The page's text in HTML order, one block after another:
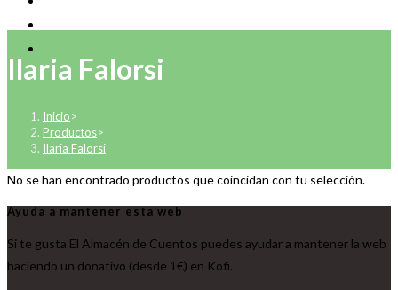
Ilaria Falorsi
Inicio>
Productos>
Ilaria Falorsi
No se han encontrado productos que coincidan con tu selección.
Ayuda a mantener esta web
Si te gusta El Almacén de Cuentos puedes ayudar a mantener la web
haciendo un donativo (desde 1€) en Kofi.